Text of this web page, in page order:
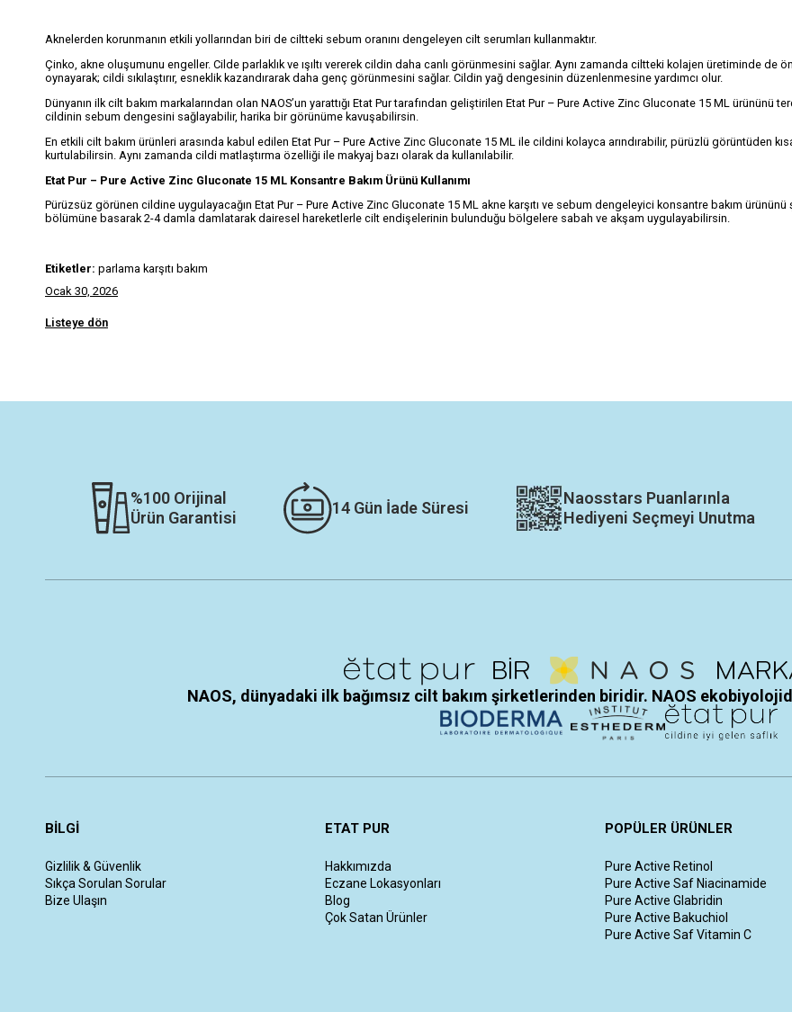
Aknelerden korunmanın etkili yollarından biri de ciltteki sebum oranını dengeleyen cilt serumları kullanmaktır.
Çinko, akne oluşumunu engeller. Cilde parlaklık ve ışıltı vererek cildin daha canlı görünmesini sağlar. Aynı zamanda ciltteki kolajen üretiminde de
oynayarak; cildi sıkılaştırır, esneklik kazandırarak daha genç görünmesini sağlar. Cildin yağ dengesinin düzenlenmesine yardımcı olur.
Dünyanın ilk cilt bakım markalarından olan NAOS’un yarattığı Etat Pur tarafından geliştirilen Etat Pur – Pure Active Zinc Gluconate 15 ML ürününü
cildinin sebum dengesini sağlayabilir, harika bir görünüme kavuşabilirsin.
En etkili cilt bakım ürünleri arasında kabul edilen Etat Pur – Pure Active Zinc Gluconate 15 ML ile cildini kolayca arındırabilir, pürüzlü görüntüden
kurtulabilirsin. Aynı zamanda cildi matlaştırma özelliği ile makyaj bazı olarak da kullanılabilir.
Etat Pur – Pure Active Zinc Gluconate 15 ML Konsantre Bakım Ürünü Kullanımı
Pürüzsüz görünen cildine uygulayacağın Etat Pur – Pure Active Zinc Gluconate 15 ML akne karşıtı ve sebum dengeleyici konsantre bakım ürününü
bölümüne basarak 2-4 damla damlatarak dairesel hareketlerle cilt endişelerinin bulunduğu bölgelere sabah ve akşam uygulayabilirsin.
Etiketler: parlama karşıtı bakım
Ocak 30, 2026
Listeye dön
%100 Orijinal
Ürün Garantisi
14 Gün İade Süresi
Naosstars Puanlarınla
Hediyeni Seçmeyi Unutma
NAOS, dünyadaki ilk bağımsız cilt bakım şirketlerinden biridir. NAOS
BİLGİ
Gizlilik & Güvenlik
Sıkça Sorulan Sorular
Bize Ulaşın
ETAT PUR
Hakkımızda
Eczane Lokasyonları
Blog
Çok Satan Ürünler
POPÜLER ÜRÜNLER
Pure Active Retinol
Pure Active Saf Niacinamide
Pure Active Glabridin
Pure Active Bakuchiol
Pure Active Saf Vitamin C